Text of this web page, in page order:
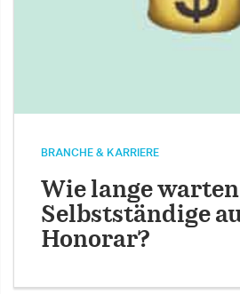
BRANCHE & KARRIERE
Wie lange
Selbstständige
Honorar?